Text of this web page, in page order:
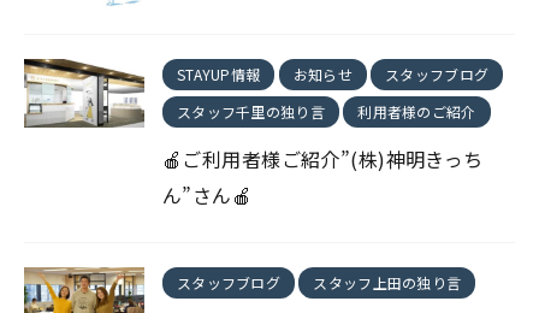
STAYUP情報 お知らせ
スタッフブログ
スタッフ千里の独り言
利用者様のご紹介
🍎ご利用者様ご紹介”(株)神明きっち
ん”さん🍎
スタッフブログ スタッフ上田の独り言